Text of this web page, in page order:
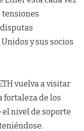
y sus socios
vuelva a visitar
fortaleza de los
el nivel de soporte